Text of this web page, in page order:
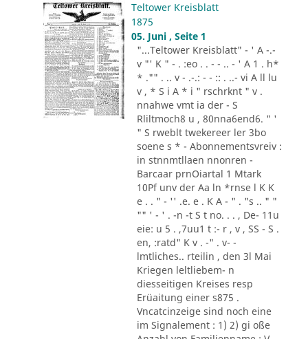
Teltower Kreisblatt
1875
05. Juni , Seite 1
"...Teltower Kreisblatt" - ' A -.-
v "' K " - . :eo . . - - .. - ' A 1 . h*
* ."" . .. v - .-.: - - :: . ..- vi A ll lu
v , * S i A * i " rschrknt " v .
nnahwe vmt ia der - S
Rliltmoch8 u , 80nna6end6. " '
" S rweblt twekereer ler 3bo
soene s * - Abonnementsvreiv :
in stnnmtllaen nnonren -
Barcaar prnOiartal 1 Mtark
10Pf unv der Aa ln *rnse l K K
e . . " - '' .e. e . K A - " . "s .. " "
"" ' - ' . -n -t S t no. . . , De- 11u
eie: u 5 . ,7uu1 t :- r , v , SS - S .
en, :ratd" K v . -" . v- -
lmtliches.. rteilin , den 3l Mai
Kriegen leltliebem- n
diesseitigen Kreises resp
Erüaitung einer s875 .
Vncatcinzeige sind noch eine
im Signalement : 1) 2) gi oße